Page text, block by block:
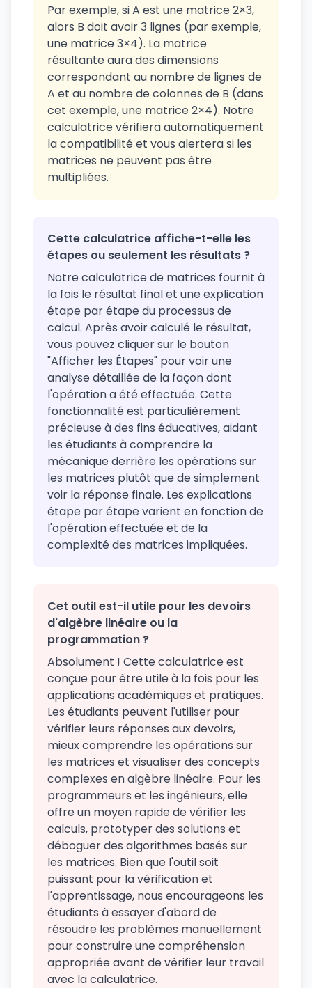
Par exemple, si A est une matrice 2×3,
alors B doit avoir 3 lignes (par exemple,
une matrice 3×4). La matrice
résultante aura des dimensions
correspondant au nombre de lignes de
A et au nombre de colonnes de B (dans
cet exemple, une matrice 2×4). Notre
calculatrice vérifiera automatiquement
la compatibilité et vous alertera si les
matrices ne peuvent pas être
multipliées.
Cette calculatrice affiche-t-elle les
étapes ou seulement les résultats ?
Notre calculatrice de matrices fournit à
la fois le résultat final et une explication
étape par étape du processus de
calcul. Après avoir calculé le résultat,
vous pouvez cliquer sur le bouton
"Afficher les Étapes" pour voir une
analyse détaillée de la façon dont
l'opération a été effectuée. Cette
fonctionnalité est particulièrement
précieuse à des fins éducatives, aidant
les étudiants à comprendre la
mécanique derrière les opérations sur
les matrices plutôt que de simplement
voir la réponse finale. Les explications
étape par étape varient en fonction de
l'opération effectuée et de la
complexité des matrices impliquées.
Cet outil est-il utile pour les devoirs
d'algèbre linéaire ou la
programmation ?
Absolument ! Cette calculatrice est
conçue pour être utile à la fois pour les
applications académiques et pratiques.
Les étudiants peuvent l'utiliser pour
vérifier leurs réponses aux devoirs,
mieux comprendre les opérations sur
les matrices et visualiser des concepts
complexes en algèbre linéaire. Pour les
programmeurs et les ingénieurs, elle
offre un moyen rapide de vérifier les
calculs, prototyper des solutions et
déboguer des algorithmes basés sur
les matrices. Bien que l'outil soit
puissant pour la vérification et
l'apprentissage, nous encourageons les
étudiants à essayer d'abord de
résoudre les problèmes manuellement
pour construire une compréhension
appropriée avant de vérifier leur travail
avec la calculatrice.